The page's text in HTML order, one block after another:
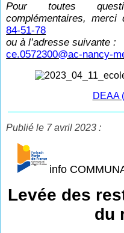
Pour toutes
complémentaires, merci
84-51-78
ou à l’adresse suivante :
ce.0572300@ac-nancy-
DEAA
Publié le 7 avril 2023 :
info
Levée des
du